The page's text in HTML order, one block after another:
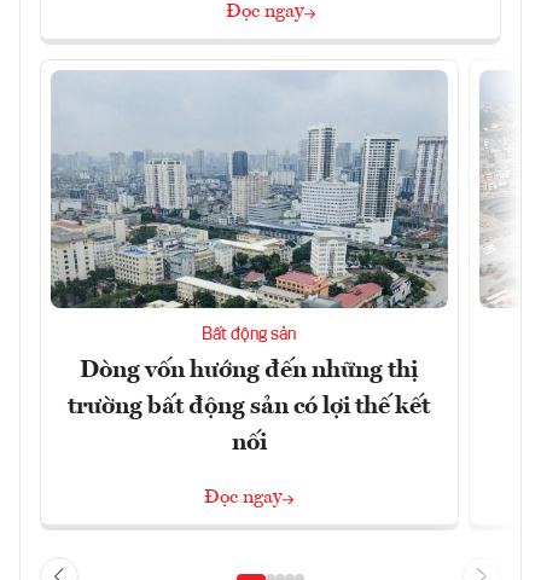
Đọc ngay
Bất động sản
Dòng vốn hướng đến những thị
trường bất động sản có lợi thế kết
nối
Đọc ngay